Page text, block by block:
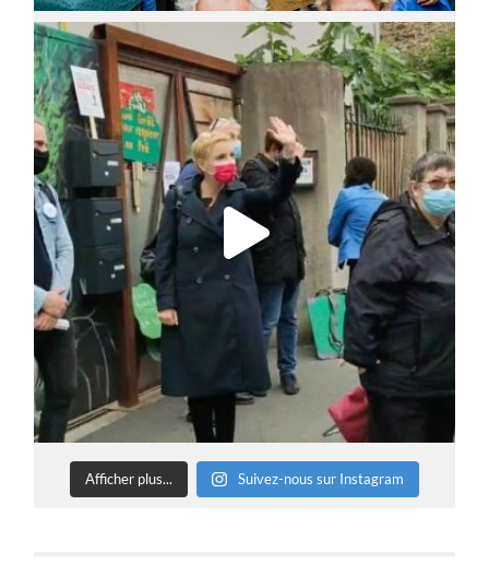
Afficher plus... Suivez-nous sur Instagram